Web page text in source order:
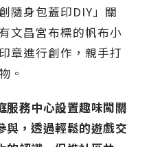
隨身包蓋印DIY」關
文昌宮布標的帆布小
章進行創作，親手打
。
務中心設置趣味闖關
與，透過輕鬆的遊戲交